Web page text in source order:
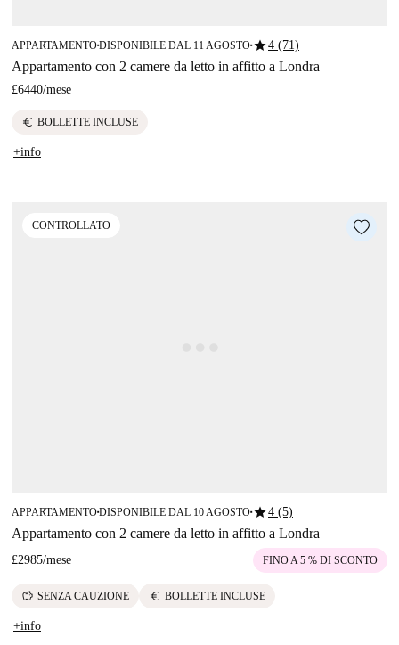
APPARTAMENTO■DISPONIBILE DAL 11 AGOSTO■star4 (71)
Appartamento con 2 camere da letto in affitto a Londra
£6440/mese
euro BOLLETTE INCLUSE
+info
CONTROLLATO
APPARTAMENTO■DISPONIBILE DAL 10 AGOSTO■star4 (5)
Appartamento con 2 camere da letto in affitto a Londra
£2985/mese FINO A 5 % DI SCONTO
savings SENZA CAUZIONE euro BOLLETTE INCLUSE
+info